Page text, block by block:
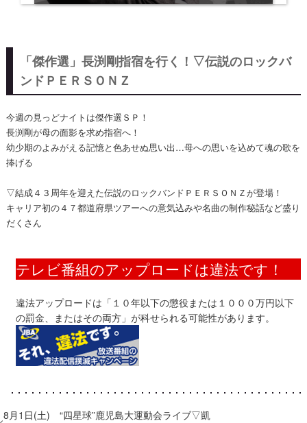
「傑作選」長渕剛指宿を行く！▽伝説のロックバ
ンドＰＥＲＳＯＮＺ
今週の見っどナイトは傑作選ＳＰ！
長渕剛が母の面影を求め指宿へ！
幼少期のよみがえる記憶と色あせぬ思い出…母への思いを込めて魂の歌を
捧げる
▽結成４３周年を迎えた伝説のロックバンドＰＥＲＳＯＮＺが登場！
キャリア初の４７都道府県ツアーへの意気込みや名曲の制作秘話など盛り
だくさん
テレビ番組のアップロードは違法です！
違法アップロードは「１０年以下の懲役または１０００万円以下
の罰金、またはその両方」が科せられる可能性があります。
8月1日(土) “四星球”鹿児島大運動会ライブ▽凱